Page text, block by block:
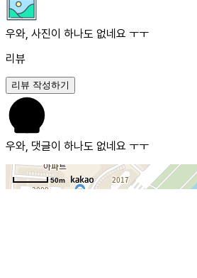
우와, 사진이 하나도 없네요 ㅜㅜ
리뷰
리뷰 작성하기
우와, 댓글이 하나도 없네요 ㅜㅜ
50m